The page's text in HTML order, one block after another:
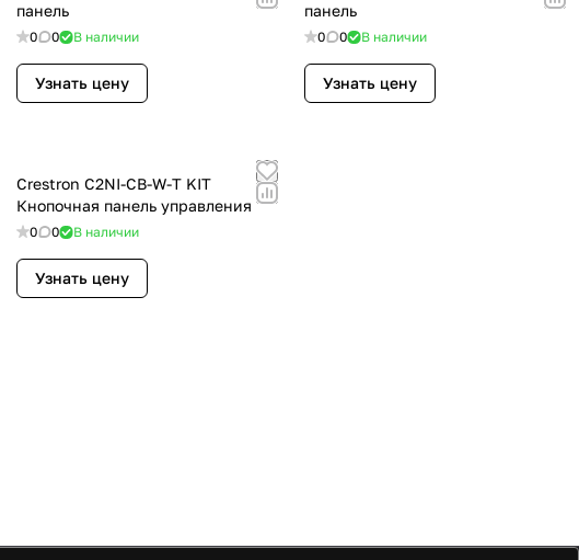
панель
0 0 В наличии
Узнать цену
панель
0 0 В наличии
Узнать цену
Crestron C2NI-CB-W-T KIT
Кнопочная панель управления
0 0 В наличии
Узнать цену